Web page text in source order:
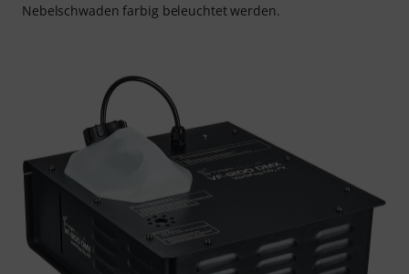
Nebelschwaden farbig beleuchtet werden.